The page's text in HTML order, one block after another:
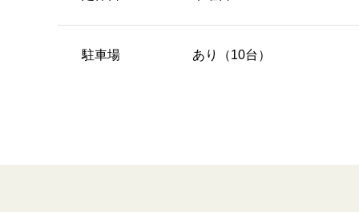
駐車場 あり（10台）